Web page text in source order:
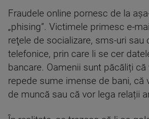
Fraudele online pornesc de la
„phising”. Victimele primesc e-
reţele de socializare, sms-uri sau
telefonice, prin care li se cer
bancare. Oamenii sunt păcăliți
repede sume imense de bani, că
de muncă sau că vor lega relații